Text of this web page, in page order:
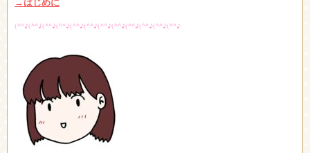
(^^♪(^^♪(^^♪(^^♪(^^♪(^^♪(^^♪(^^♪(^^♪(^^♪(^^♪(^^♪